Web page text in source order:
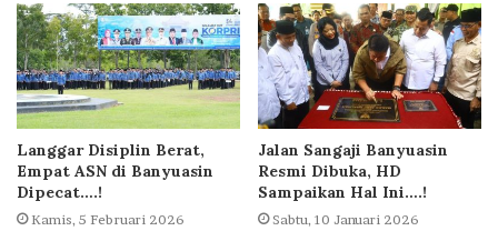
Langgar Disiplin Berat,
Empat ASN di Banyuasin
Dipecat….!
Kamis, 5 Februari 2026
Jalan Sangaji Banyuasin
Resmi Dibuka, HD
Sampaikan Hal Ini….!
Sabtu, 10 Januari 2026